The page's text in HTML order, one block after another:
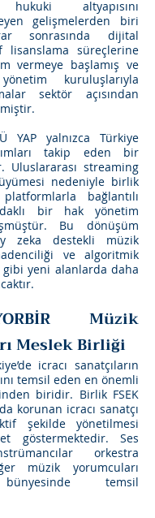
altyapısını
gelişmelerden biri
sonrasında dijital
lisanslama süreçlerine
vermeye başlamış ve
kuruluşlarıyla
sektör açısından
YAP yalnızca Türkiye
takip eden bir
Uluslararası streaming
nedeniyle birlik
bağlantılı
bir hak yönetim
Bu dönüşüm
zeka destekli müzik
ve algoritmik
yeni alanlarda daha
Müzik
Meslek Birliği
icracı sanatçıların
temsil eden en önemli
biridir. Birlik FSEK
korunan icracı sanatçı
şekilde yönetilmesi
göstermektedir. Ses
orkestra
müzik yorumcuları
bünyesinde temsil